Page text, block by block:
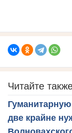
Читайте
две крайне